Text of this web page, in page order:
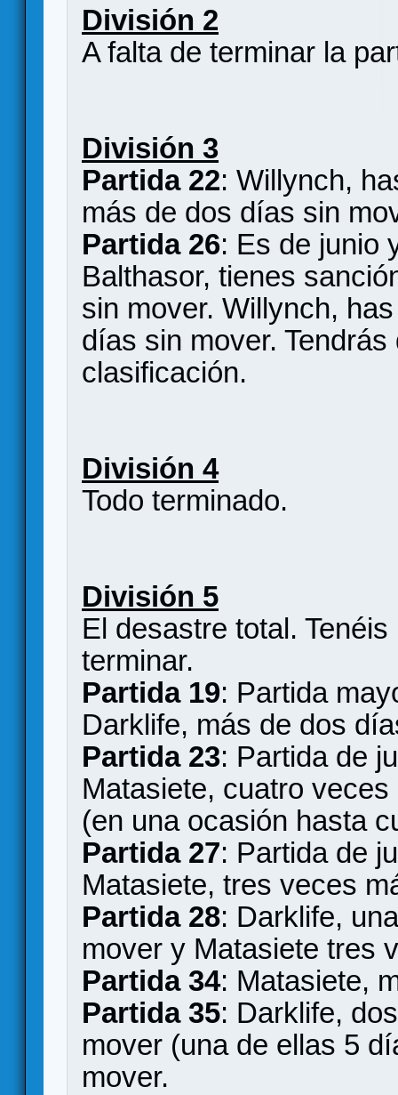
División 2
A falta de terminar la
División 3
Partida 22: Willynch,
más de dos días sin
Partida 26: Es de junio
Balthasor, tienes
sin mover. Willynch,
días sin mover.
clasificación.
División 4
Todo terminado.
División 5
El desastre total.
terminar.
Partida 19: Partida
Darklife, más de dos
Partida 23: Partida de
Matasiete, cuatro
(en una ocasión hasta
Partida 27: Partida de
Matasiete, tres veces
Partida 28: Darklife,
mover y Matasiete tres
Partida 34: Matasiete,
Partida 35: Darklife,
mover (una de ellas 5
mover.